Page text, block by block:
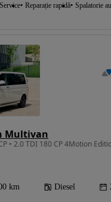
Service Reparație rapidă Spalatorie
Multivan
• 2.0 TDI 180 CP 4Motion
km Diesel